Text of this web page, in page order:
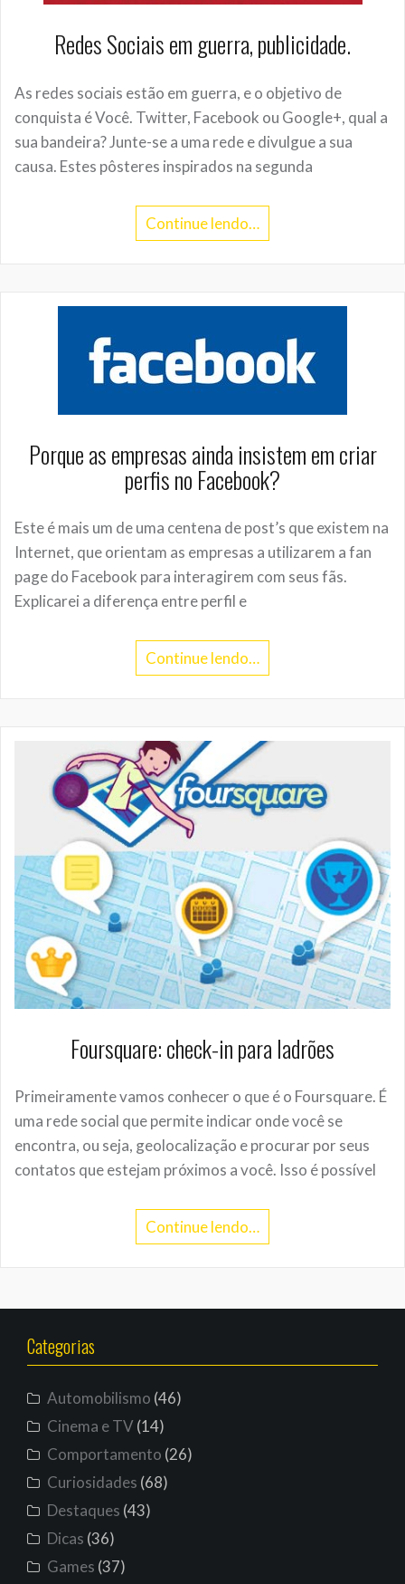
Redes Sociais em guerra, publicidade.
As redes sociais estão em guerra, e o objetivo de
conquista é Você. Twitter, Facebook ou Google+, qual a
sua bandeira? Junte-se a uma rede e divulgue a sua
causa. Estes pôsteres inspirados na segunda
Continue lendo…
Porque as empresas ainda insistem em criar
perfis no Facebook?
Este é mais um de uma centena de post’s que existem na
Internet, que orientam as empresas a utilizarem a fan
page do Facebook para interagirem com seus fãs.
Explicarei a diferença entre perfil e
Continue lendo…
Foursquare: check-in para ladrões
Primeiramente vamos conhecer o que é o Foursquare. É
uma rede social que permite indicar onde você se
encontra, ou seja, geolocalização e procurar por seus
contatos que estejam próximos a você. Isso é possível
Continue lendo…
Categorias
Automobilismo (46)
Cinema e TV(14)
Comportamento (26)
Curiosidades (68)
Destaques (43)
Dicas (36)
Games (37)